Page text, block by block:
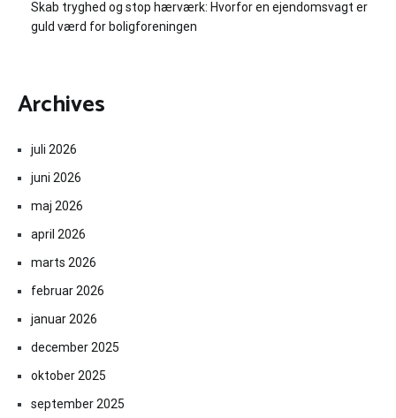
Skab tryghed og stop hærværk: Hvorfor en ejendomsvagt er
guld værd for boligforeningen
Archives
juli 2026
juni 2026
maj 2026
april 2026
marts 2026
februar 2026
januar 2026
december 2025
oktober 2025
september 2025